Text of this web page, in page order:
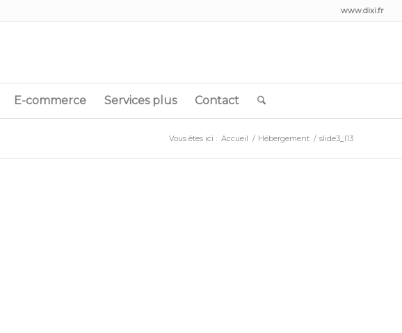
www.dixi.fr
E-commerce Services plus Contact
Vous êtes ici : Accueil / Hébergement / slide3_l13